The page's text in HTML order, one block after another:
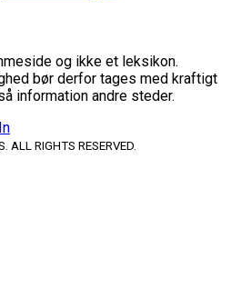
og ikke et leksikon.
bør derfor tages med kraftigt
information andre steder.
RIGHTS RESERVED.